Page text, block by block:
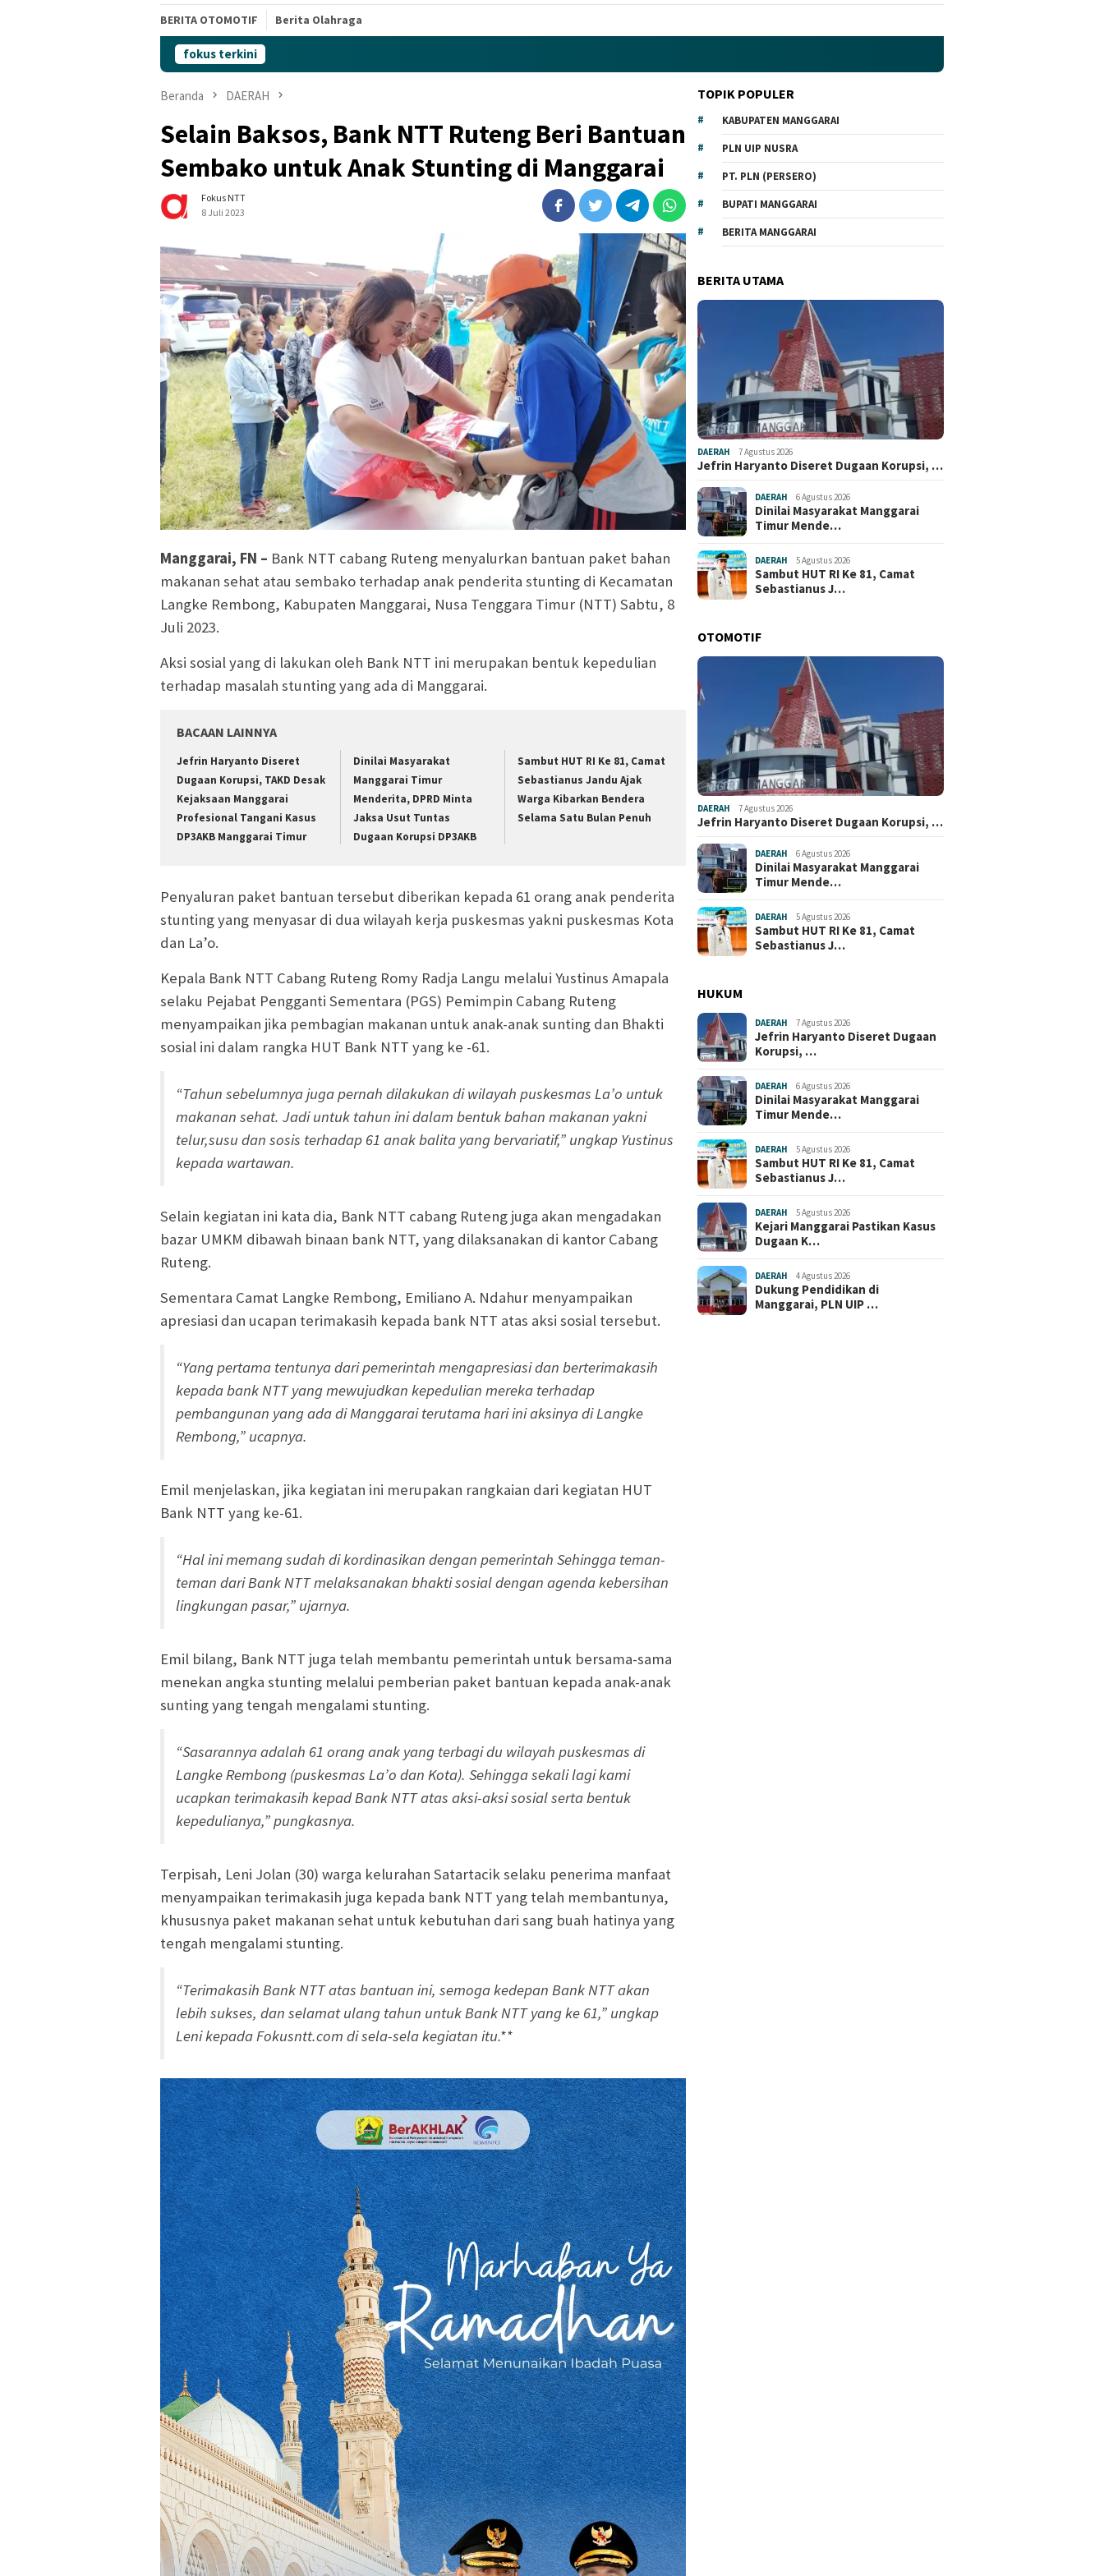
BERITA OTOMOTIF Berita Olahraga
fokus terkini
Beranda DAERAH
Selain Baksos, Bank NTT Ruteng Beri Bantuan
Sembako untuk Anak Stunting di Manggarai
Fokus NTT
8 Juli 2023
Manggarai, FN – Bank NTT cabang Ruteng menyalurkan bantuan paket bahan
makanan sehat atau sembako terhadap anak penderita stunting di Kecamatan
Langke Rembong, Kabupaten Manggarai, Nusa Tenggara Timur (NTT) Sabtu, 8
Juli 2023.
Aksi sosial yang di lakukan oleh Bank NTT ini merupakan bentuk kepedulian
terhadap masalah stunting yang ada di Manggarai.
BACAAN LAINNYA
Jefrin Haryanto Diseret
Dugaan Korupsi, TAKD Desak
Kejaksaan Manggarai
Profesional Tangani Kasus
DP3AKB Manggarai Timur
Dinilai Masyarakat
Manggarai Timur
Menderita, DPRD Minta
Jaksa Usut Tuntas
Dugaan Korupsi DP3AKB
Sambut HUT RI Ke 81, Camat
Sebastianus Jandu Ajak
Warga Kibarkan Bendera
Selama Satu Bulan Penuh
Penyaluran paket bantuan tersebut diberikan kepada 61 orang anak penderita
stunting yang menyasar di dua wilayah kerja puskesmas yakni puskesmas Kota
dan La’o.
Kepala Bank NTT Cabang Ruteng Romy Radja Langu melalui Yustinus Amapala
selaku Pejabat Pengganti Sementara (PGS) Pemimpin Cabang Ruteng
menyampaikan jika pembagian makanan untuk anak-anak sunting dan Bhakti
sosial ini dalam rangka HUT Bank NTT yang ke -61.
“Tahun sebelumnya juga pernah dilakukan di wilayah puskesmas La’o untuk
makanan sehat. Jadi untuk tahun ini dalam bentuk bahan makanan yakni
telur,susu dan sosis terhadap 61 anak balita yang bervariatif,” ungkap Yustinus
kepada wartawan.
Selain kegiatan ini kata dia, Bank NTT cabang Ruteng juga akan mengadakan
bazar UMKM dibawah binaan bank NTT, yang dilaksanakan di kantor Cabang
Ruteng.
Sementara Camat Langke Rembong, Emiliano A. Ndahur menyampaikan
apresiasi dan ucapan terimakasih kepada bank NTT atas aksi sosial tersebut.
“Yang pertama tentunya dari pemerintah mengapresiasi dan berterimakasih
kepada bank NTT yang mewujudkan kepedulian mereka terhadap
pembangunan yang ada di Manggarai terutama hari ini aksinya di Langke
Rembong,” ucapnya.
Emil menjelaskan, jika kegiatan ini merupakan rangkaian dari kegiatan HUT
Bank NTT yang ke-61.
“Hal ini memang sudah di kordinasikan dengan pemerintah Sehingga teman-
teman dari Bank NTT melaksanakan bhakti sosial dengan agenda kebersihan
lingkungan pasar,” ujarnya.
Emil bilang, Bank NTT juga telah membantu pemerintah untuk bersama-sama
menekan angka stunting melalui pemberian paket bantuan kepada anak-anak
sunting yang tengah mengalami stunting.
“Sasarannya adalah 61 orang anak yang terbagi du wilayah puskesmas di
Langke Rembong (puskesmas La’o dan Kota). Sehingga sekali lagi kami
ucapkan terimakasih kepad Bank NTT atas aksi-aksi sosial serta bentuk
kepedulianya,” pungkasnya.
Terpisah, Leni Jolan (30) warga kelurahan Satartacik selaku penerima manfaat
menyampaikan terimakasih juga kepada bank NTT yang telah membantunya,
khususnya paket makanan sehat untuk kebutuhan dari sang buah hatinya yang
tengah mengalami stunting.
“Terimakasih Bank NTT atas bantuan ini, semoga kedepan Bank NTT akan
lebih sukses, dan selamat ulang tahun untuk Bank NTT yang ke 61,” ungkap
Leni kepada Fokusntt.com di sela-sela kegiatan itu.**
TOPIK POPULER
KABUPATEN MANGGARAI
PLN UIP NUSRA
PT. PLN (PERSERO)
BUPATI MANGGARAI
BERITA MANGGARAI
BERITA UTAMA
DAERAH 7 Agustus 2026
Jefrin Haryanto Diseret Dugaan Korupsi, …
DAERAH 6 Agustus 2026
Dinilai Masyarakat Manggarai
Timur Mende…
DAERAH 5 Agustus 2026
Sambut HUT RI Ke 81, Camat
Sebastianus J…
OTOMOTIF
DAERAH 7 Agustus 2026
Jefrin Haryanto Diseret Dugaan Korupsi, …
DAERAH 6 Agustus 2026
Dinilai Masyarakat Manggarai
Timur Mende…
DAERAH 5 Agustus 2026
Sambut HUT RI Ke 81, Camat
Sebastianus J…
HUKUM
DAERAH 7 Agustus 2026
Jefrin Haryanto Diseret Dugaan
Korupsi, …
DAERAH 6 Agustus 2026
Dinilai Masyarakat Manggarai
Timur Mende…
DAERAH 5 Agustus 2026
Sambut HUT RI Ke 81, Camat
Sebastianus J…
DAERAH 5 Agustus 2026
Kejari Manggarai Pastikan Kasus
Dugaan K…
DAERAH 4 Agustus 2026
Dukung Pendidikan di
Manggarai, PLN UIP …